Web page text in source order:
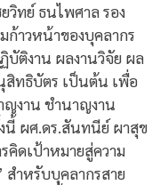
ทย์ ธนไพศาล รอง
ก้าวหน้าของบุคลากร
บัติงาน ผลงานวิจัย ผล
สิทธิบัตร เป็นต้น เพื่อ
งาน ชำนาญงาน
นี้ ผศ.ดร.สันทนีย์ ผาสุข
คิดเป้าหมายสู่ความ
สำหรับบุคลากรสาย